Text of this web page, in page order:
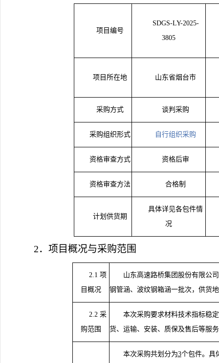
项目编号
SDGS-LY-2025-
3805
项目所在地 山东省烟台市
采购方式 谈判采购
采购组织形式 自行组织采购
资格审查方式 资格后审
资格审查方法 合格制
计划供货期
具体详见各包件情
况
2．项目概况与采购范围
2.1 项
目概况
山东高速路桥集团股份有限公
钢管涵、波纹钢箱涵一批次， 供货
2.2 采
购范围
本次采购要求材料技术指标稳
货、运输、 安装、 质保及售后等服
本次采购共划分为3个包件。具